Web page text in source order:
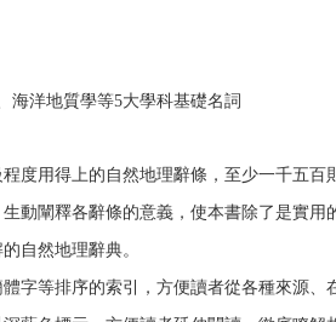
海洋地質學等5大學科基礎名詞
用得上的自然地理辭條，至少一千五百
闡釋各辭條的意義，使本書除了是實用
自然地理辭典。
等排序的索引，方便讀者從各種來源、